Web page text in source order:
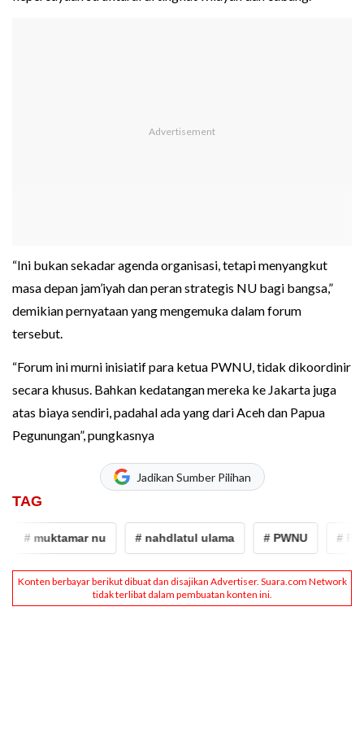
“Ini bukan sekadar agenda organisasi, tetapi menyangkut
masa depan jam’iyah dan peran strategis NU bagi bangsa,”
demikian pernyataan yang mengemuka dalam forum
tersebut.
“Forum ini murni inisiatif para ketua PWNU, tidak dikoordinir
secara khusus. Bahkan kedatangan mereka ke Jakarta juga
atas biaya sendiri, padahal ada yang dari Aceh dan Papua
Pegunungan”, pungkasnya
Jadikan Sumber Pilihan
TAG
# muktamar nu # nahdlatul ulama # PWNU # PBNU